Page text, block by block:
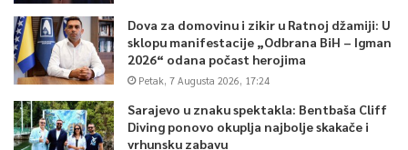
Dova za domovinu i zikir u Ratnoj džamiji: U
sklopu manifestacije „Odbrana BiH – Igman
2026“ odana počast herojima
Petak, 7 Augusta 2026, 17:24
Sarajevo u znaku spektakla: Bentbaša Cliff
Diving ponovo okuplja najbolje skakače i
vrhunsku zabavu